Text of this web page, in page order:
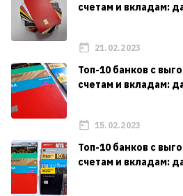
счетам и вкладам:
21.02.2023
Топ-10 банков с
счетам и вкладам:
15.02.2023
Топ-10 банков с
счетам и вкладам: